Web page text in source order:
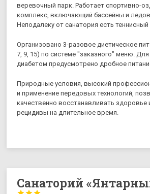
веревочный парк. Работает спортивно-
комплекс, включающий бассейны и
Неподалеку от санатория есть теннисный
Организовано 3-разовое диетическое
7, 9, 15) по системе "заказного" меню.
диабетом предусмотрено дробное
Природные условия, высокий
и применение передовых технологий,
качественно восстанавливать здоровье
рецидивы на длительное время.
Санаторий